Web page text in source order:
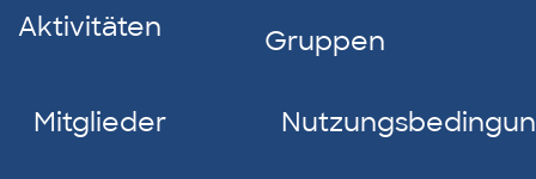
Aktivitäten
Gruppen
Mitglieder